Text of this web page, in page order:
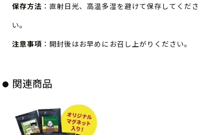
保存方法 ：直射日光、高温多湿を避けて保存してくださ
い。
注意事項 ：開封後はお早めにお召し上がりください。
関連商品